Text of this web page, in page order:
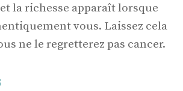
la richesse apparaît lorsque
vous. Laissez cela
ne le regretterez pas cancer.